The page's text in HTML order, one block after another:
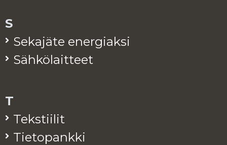
S
Se­ka­jä­te ener­giak­si
Säh­kö­lait­teet
T
Teks­tii­lit
Tie­to­pank­ki